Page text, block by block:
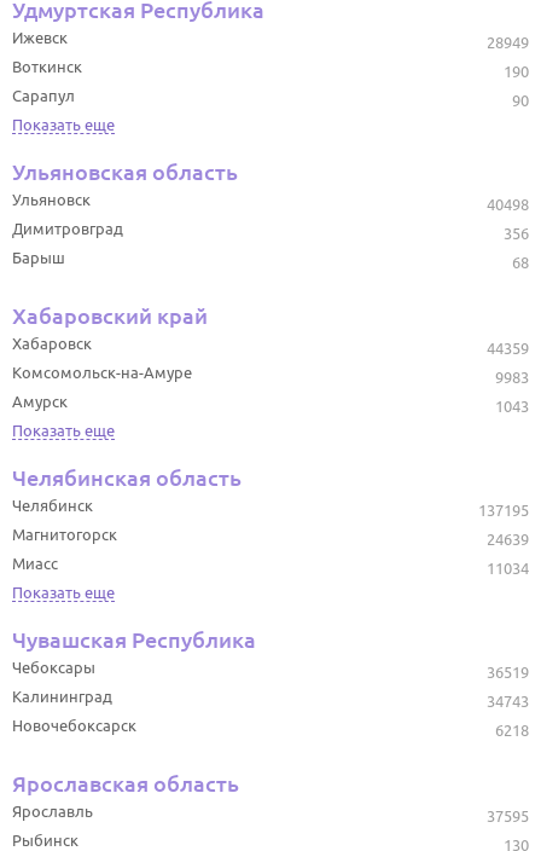
Удмуртская Республика
28949
Ижевск
190
Воткинск
90
Сарапул
Показать еще
Ульяновская область
40498
Ульяновск
356
Димитровград
68
Барыш
Хабаровский край
44359
Хабаровск
9983
Комсомольск-на-Амуре
1043
Амурск
Показать еще
Челябинская область
137195
Челябинск
24639
Магнитогорск
11034
Миасс
Показать еще
Чувашская Республика
36519
Чебоксары
34743
Калининград
6218
Новочебоксарск
Ярославская область
37595
Ярославль
130
Рыбинск